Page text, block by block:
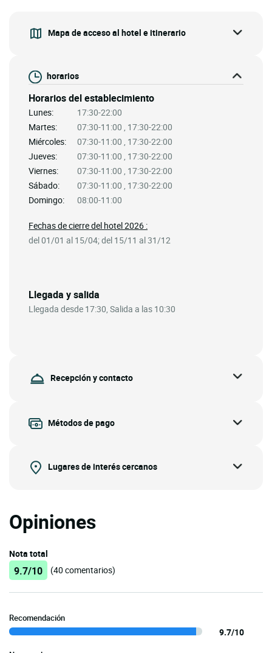
Mapa de acceso al hotel e itinerario
horarios
Horarios del establecimiento
Lunes:
17:30-22:00
Martes:
07:30-11:00 , 17:30-22:00
Miércoles:
07:30-11:00 , 17:30-22:00
Jueves:
07:30-11:00 , 17:30-22:00
Viernes:
07:30-11:00 , 17:30-22:00
Sábado:
07:30-11:00 , 17:30-22:00
Domingo:
08:00-11:00
Llegada y salida
Llegada desde 17:30, Salida a las 10:30
Fechas de cierre del hotel 2026 :
del 01/01 al 15/04; del 15/11 al 31/12
Recepción y contacto
Métodos de pago
Lugares de interés cercanos
Opiniones
Nota total
9.7/10 (40 comentarios)
Recomendación
9.7/10